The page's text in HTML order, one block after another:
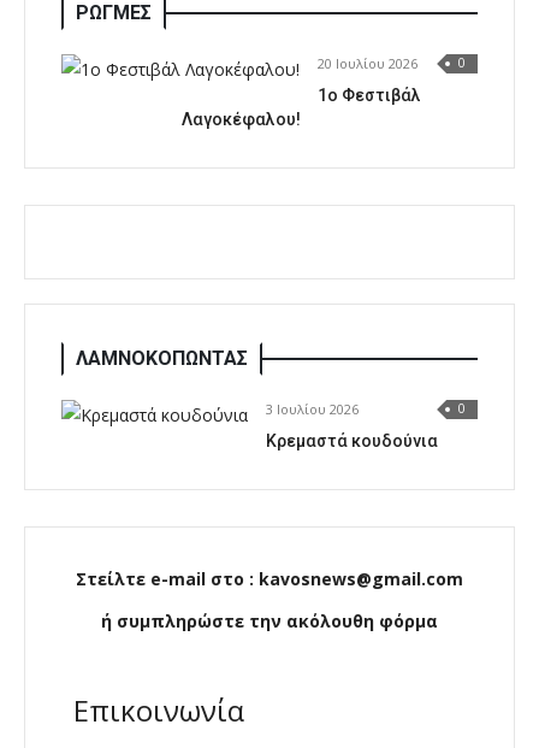
ΡΩΓΜΕΣ
20 Ιουλίου 2026 0
1o Φεστιβάλ
Λαγοκέφαλου!
ΛΑΜΝΟΚΟΠΩΝΤΑΣ
3 Ιουλίου 2026 0
Κρεμαστά κουδούνια
Στείλτε e-mail στο : kavosnews@gmail.com
ή συμπληρώστε την ακόλουθη φόρμα
Επικοινωνία